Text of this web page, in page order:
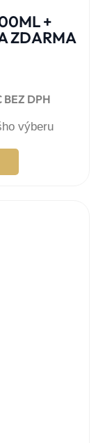
+
ZDARMA
BEZ DPH
výberu